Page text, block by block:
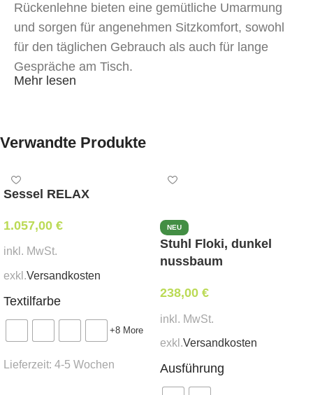
Rückenlehne bieten eine gemütliche Umarmung
und sorgen für angenehmen Sitzkomfort, sowohl
für den täglichen Gebrauch als auch für lange
Gespräche am Tisch.
garantiert. Der Stuhl ist in jedem Stoff erhältlich,
perfekte Wahl zur Schaffung eines harmonischen
Interieurs im Stil, der zu Ihnen passt.
Gestell : massives Eschenholz
: beliebiger Stoff auf Anfrage
Verwendung
: für Zuhause, Restaurant, Hotel oder
Büro
Linien, zuverlässige Konstruktion
Mehr lesen
Verwandte Produkte
Sessel RELAX
1.057,00 €
inkl. MwSt.
exkl.Versandkosten
Textilfarbe
+8 More
Lieferzeit: 4-5 Wochen
NEU
Stuhl Floki, dunkel
nussbaum
238,00 €
inkl. MwSt.
exkl.Versandkosten
Ausführung